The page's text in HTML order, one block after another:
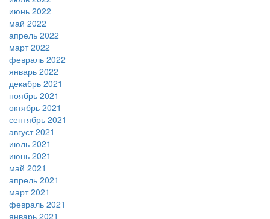
июнь 2022
май 2022
апрель 2022
март 2022
февраль 2022
январь 2022
декабрь 2021
ноябрь 2021
октябрь 2021
сентябрь 2021
август 2021
июль 2021
июнь 2021
май 2021
апрель 2021
март 2021
февраль 2021
январь 2021